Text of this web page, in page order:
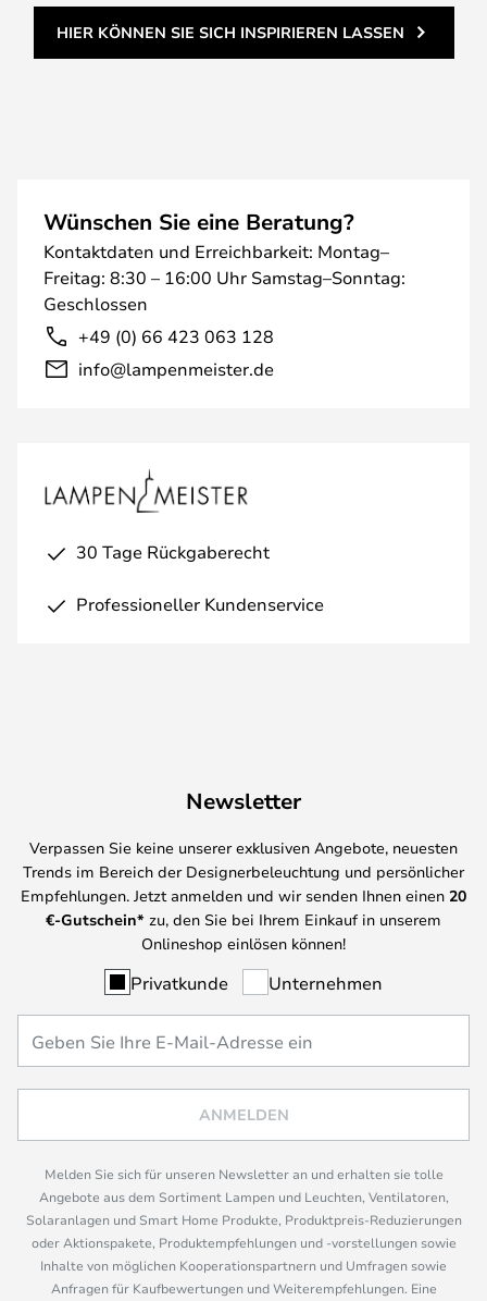
HIER KÖNNEN SIE SICH INSPIRIEREN LASSEN
Wünschen Sie eine Beratung?
Kontaktdaten und Erreichbarkeit: Montag–
Freitag: 8:30 – 16:00 Uhr Samstag–Sonntag:
Geschlossen
+49 (0) 66 423 063 128
info@lampenmeister.de
30 Tage Rückgaberecht
Professioneller Kundenservice
Newsletter
Verpassen Sie keine unserer exklusiven Angebote, neuesten
Trends im Bereich der Designerbeleuchtung und persönlicher
Empfehlungen. Jetzt anmelden und wir senden Ihnen einen 20
€-Gutschein* zu, den Sie bei Ihrem Einkauf in unserem
Onlineshop einlösen können!
Privatkunde Unternehmen
ANMELDEN
Melden Sie sich für unseren Newsletter an und erhalten sie tolle
Angebote aus dem Sortiment Lampen und Leuchten, Ventilatoren,
Solaranlagen und Smart Home Produkte, Produktpreis-Reduzierungen
oder Aktionspakete, Produktempfehlungen und -vorstellungen sowie
Inhalte von möglichen Kooperationspartnern und Umfragen sowie
Anfragen für Kaufbewertungen und Weiterempfehlungen. Eine